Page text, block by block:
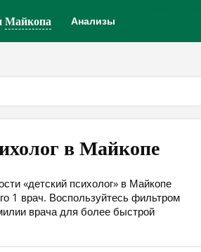
Майкопа Анализы
в Майкопе
«детский психолог» в Майкопе
1 врач. Воспользуйтесь фильтром
врача для более быстрой